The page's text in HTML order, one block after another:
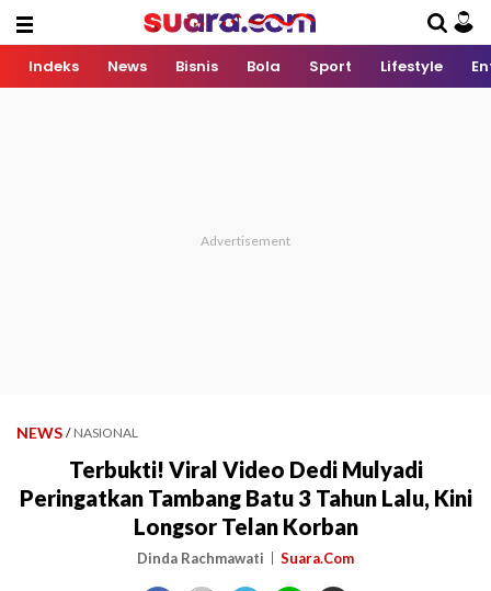
Indeks News Bisnis Bola Sport Lifestyle
NEWS / NASIONAL
Terbukti! Viral Video Dedi Mulyadi
Peringatkan Tambang Batu 3 Tahun Lalu, Kini
Longsor Telan Korban
Dinda Rachmawati Suara.Com